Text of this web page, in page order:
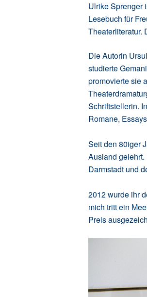
Ulrike Sprenger
Lesebuch für
Theaterliteratur.
Die Autorin
studierte
promovierte sie
Schriftstellerin.
Romane,
Seit den 80iger
Ausland
Darmstadt und
2012 wurde ihr
mich tritt ein
Preis